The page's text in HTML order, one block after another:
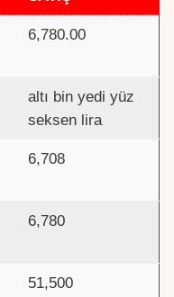
6,780.00
altı bin yedi yüz
seksen lira
6,708
6,780
51,500